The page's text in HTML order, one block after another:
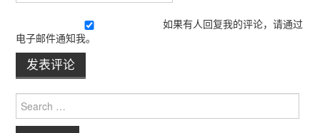
如果有人回复我的评论，请通过
电子邮件通知我。
Search for: